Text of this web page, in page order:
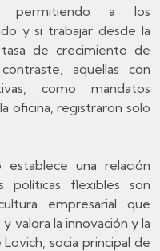
permitiendo a los
y si trabajar desde la
de crecimiento de
aquellas con
como mandatos
oficina, registraron solo
una relación
políticas flexibles son
empresarial que
valora la innovación y la
socia principal de